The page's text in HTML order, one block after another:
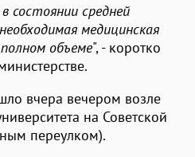
состоянии средней
медицинская
объеме", - коротко
вчера вечером возле
на Советской
переулком).